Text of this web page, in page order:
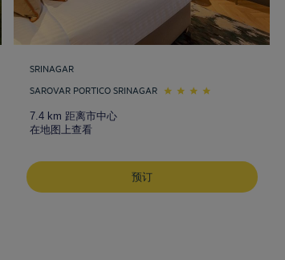
SRINAGAR
SAROVAR PORTICO SRINAGAR
7.4 km 距离市中心
在地图上查看
预订